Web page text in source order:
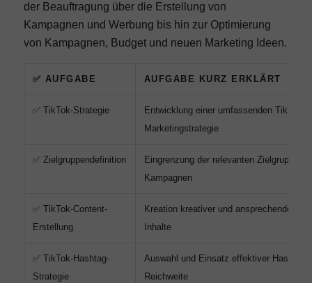
der Beauftragung über die Erstellung von
Kampagnen und Werbung bis hin zur Optimierung
von Kampagnen, Budget und neuen Marketing Ideen.
✅ AUFGABE AUFGABE KURZ ERKLÄRT
✅ TikTok-Strategie
Entwicklung einer umfassenden TikTok-
Marketingstrategie
✅ Zielgruppendefinition
Eingrenzung der relevanten Zielgruppen
Kampagnen
✅ TikTok-Content-
Erstellung
Kreation kreativer und ansprechender
Inhalte
✅ TikTok-Hashtag-
Strategie
Auswahl und Einsatz effektiver
Reichweite